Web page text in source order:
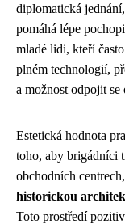
diplomatická
pomáhá lépe
mladé lidi, kteří
plném technologií,
a možnost odpojit
Estetická hodnota
toho, aby brigádníci
obchodních centrech,
historickou
Toto prostředí